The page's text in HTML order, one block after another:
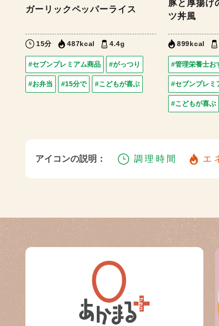
ガーリックペッパーライス
15分 487kcal 4.4g
#セブンプレミアム商品 #がっつり
#お弁当 #15分で #こどもが喜ぶ
豚と厚揚げ
ツ丼風
899kcal
#管理栄養士お
#セブンプレミ
#こどもが喜ぶ
アイコンの説明： 調理時間 エ